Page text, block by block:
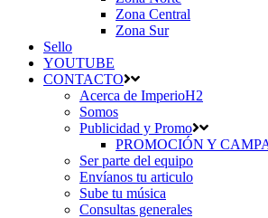
Zona Central
Zona Sur
Sello
YOUTUBE
CONTACTO
Acerca de ImperioH2
Somos
Publicidad y Promo
PROMOCIÓN Y
Ser parte del equipo
Envíanos tu articulo
Sube tu música
Consultas generales